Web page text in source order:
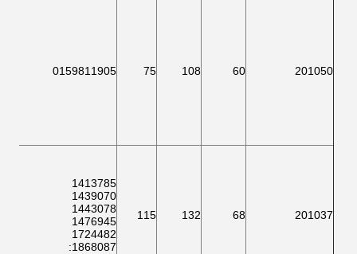
201050
60
108
75
0159811905
201037
68
132
115
1413785
1439070
1443078
1476945
1724482
1868087
: